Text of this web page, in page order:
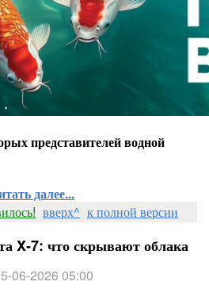
представителей водной
далее...
вверх^ к полной версии
X‑7: что скрывают облака
06-2026 05:00